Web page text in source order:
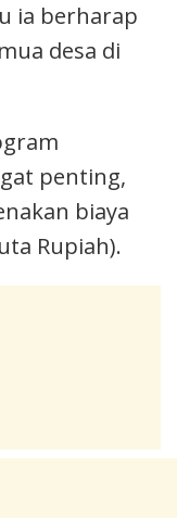
ia berharap
desa di
penting,
biaya
Rupiah).